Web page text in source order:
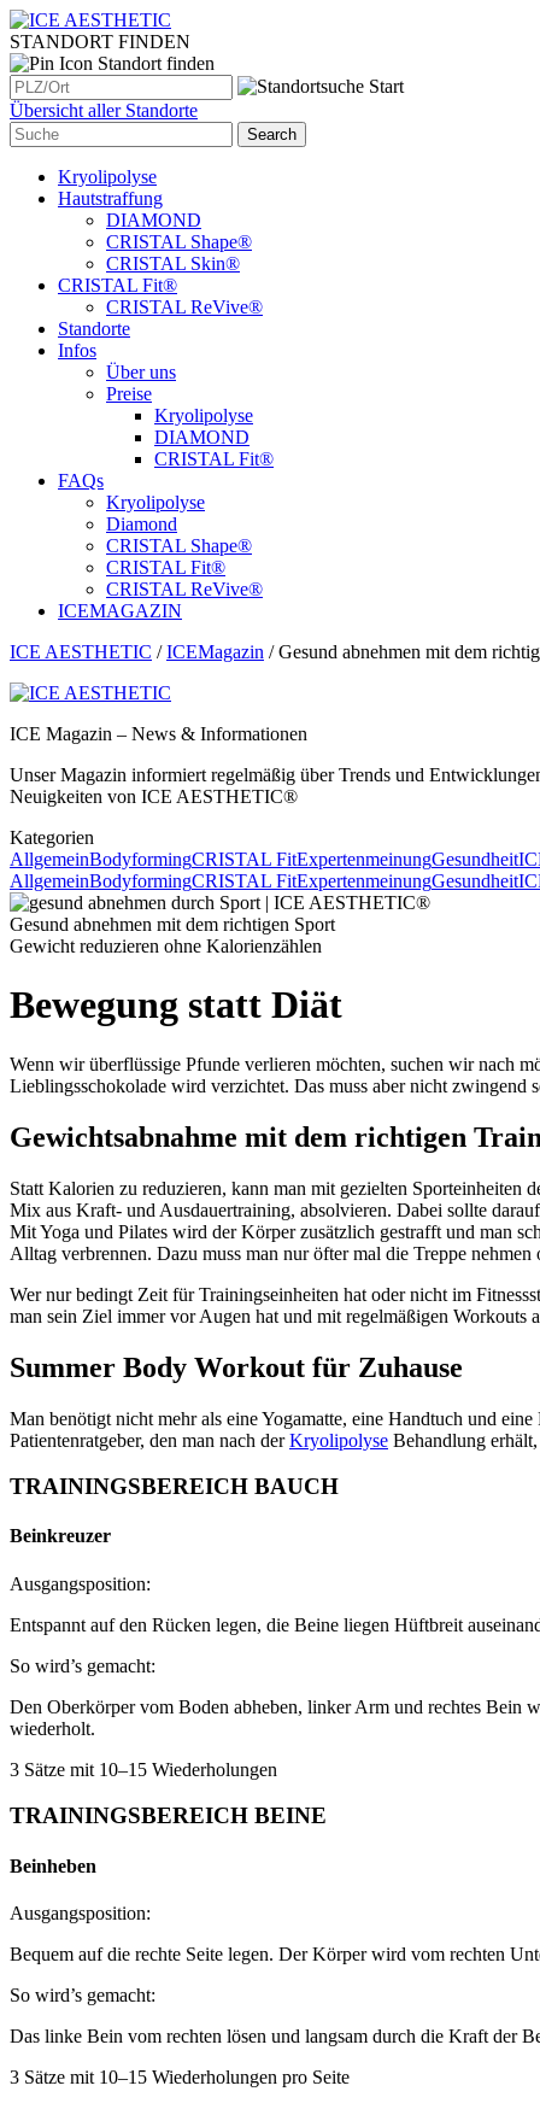
STANDORT FINDEN
Standort finden
Übersicht aller Standorte
Kryolipolyse
Hautstraffung
DIAMOND
CRISTAL Shape®
CRISTAL Skin®
CRISTAL Fit®
CRISTAL ReVive®
Standorte
Infos
Über uns
Preise
Kryolipolyse
DIAMOND
CRISTAL Fit®
FAQs
Kryolipolyse
Diamond
CRISTAL Shape®
CRISTAL Fit®
CRISTAL ReVive®
ICEMAGAZIN
ICE AESTHETIC /ICEMagazin /Gesund abnehmen mit dem
ICE Magazin – News & Informationen
Unser Magazin informiert regelmäßig über Trends und
Neuigkeiten von ICE AESTHETIC®
Kategorien
AllgemeinBodyformingCRISTAL FitExpertenmeinungGesundheit
AllgemeinBodyformingCRISTAL FitExpertenmeinungGesundheit
Gesund abnehmen mit dem richtigen Sport
Gewicht reduzieren ohne Kalorienzählen
Bewegung statt Diät
Wenn wir überflüssige Pfunde verlieren möchten, suchen wir nach
Lieblingsschokolade wird verzichtet. Das muss aber nicht zwingend
Gewichtsabnahme mit dem richtigen
Statt Kalorien zu reduzieren, kann man mit gezielten Sporteinheiten
Mix aus Kraft- und Ausdauertraining, absolvieren. Dabei sollte
Mit Yoga und Pilates wird der Körper zusätzlich gestrafft und man
Alltag verbrennen. Dazu muss man nur öfter mal die Treppe
Wer nur bedingt Zeit für Trainingseinheiten hat oder nicht im
man sein Ziel immer vor Augen hat und mit regelmäßigen Workouts
Summer Body Workout für Zuhause
Man benötigt nicht mehr als eine Yogamatte, eine Handtuch und
Patientenratgeber, den man nach derKryolipolyse Behandlung
TRAININGSBEREICH BAUCH
Beinkreuzer
Ausgangsposition:
Entspannt auf den Rücken legen, die Beine liegen Hüftbreit
So wird’s gemacht:
Den Oberkörper vom Boden abheben, linker Arm und rechtes Bein
wiederholt.
3 Sätze mit 10–15 Wiederholungen
TRAININGSBEREICH BEINE
Beinheben
Ausgangsposition:
Bequem auf die rechte Seite legen. Der Körper wird vom rechten
So wird’s gemacht:
Das linke Bein vom rechten lösen und langsam durch die Kraft der
3 Sätze mit 10–15 Wiederholungen pro Seite